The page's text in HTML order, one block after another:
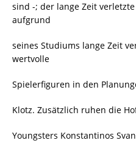
sind -; der lange Zeit
aufgrund
seines Studiums lange Zeit
wertvolle
Spielerfiguren in den
Klotz. Zusätzlich ruhen die
Youngsters Konstantinos